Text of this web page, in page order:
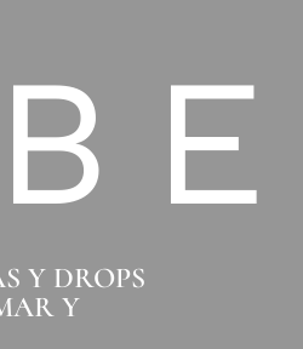
Y DROPS
Y